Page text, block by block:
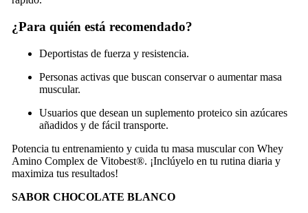
¿Para quién está recomendado?
Deportistas de fuerza y resistencia.
Personas activas que buscan conservar o aumentar masa
muscular.
Usuarios que desean un suplemento proteico sin azúcares
añadidos y de fácil transporte.
Potencia tu entrenamiento y cuida tu masa muscular con Whey
Amino Complex de Vitobest®. ¡Inclúyelo en tu rutina diaria y
maximiza tus resultados!
SABOR CHOCOLATE BLANCO